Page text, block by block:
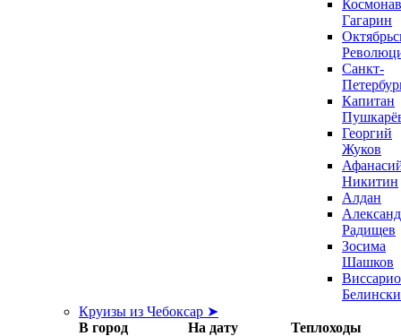
Гагарин
Санкт-
Капитан
Георгий
Жуков
Никитин
Алдан
Радищев
Зосима
Шашков
Круизы из Чебоксар ➤
В город
На дату Теплоходы